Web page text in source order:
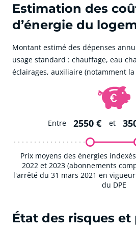
Estimation des
d’énergie du
Montant estimé des dépenses
usage standard : chauffage, eau
éclairages, auxiliaire (notamment
Entre 2550 € et
Prix moyens des énergies
2022 et 2023 (abonnements
l'arrêté du 31 mars 2021 en
du DPE
État des risques